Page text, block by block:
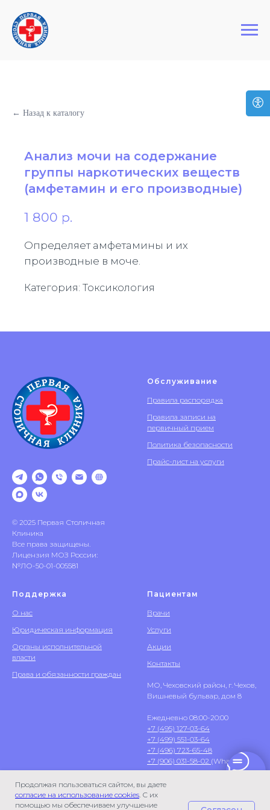
Первая Столичная Клиника
Продолжая пользоваться сайтом, вы даете
согласие на использование cookies. С их
помощью мы обеспечиваем улучшение
← Назад к каталогу
Анализ мочи на содержание
группы наркотических веществ
(амфетамин и его производные)
1 800 р.
Определяет амфетамины и их
производные в моче.
Категория: Токсикология
© 2025 Первая Столичная
Клиника
Все права защищены.
Лицензия МОЗ России:
№ЛО-50-01-005581
Обслуживание
Правила распорядка
Правила записи на
первичный прием
Политика безопасности
Прайс-лист на услуги
Поддержка
О нас
Юридическая информация
Органы исполнительной
власти
Права и обязанности граждан
Пациентам
Врачи
Услуги
Акции
Контакты
МО, Чеховский район, г. Чехов,
Вишневый бульвар, дом 8
Ежедневно 08:00-20:00
+7 (495) 127-03-64
+7 (499) 551-03-64
+7 (496) 723-65-48
+7 (906) 031-58-02 (WhatsApp)